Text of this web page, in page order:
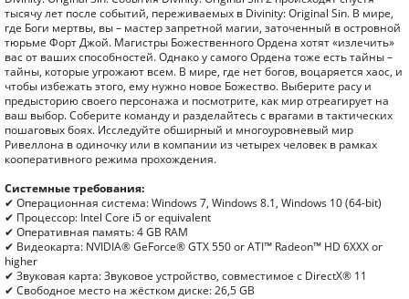
тысячу лет после событий, переживаемых в Divinity: Original Sin. В мире,
где Боги мертвы, вы – мастер запретной магии, заточенный в островной
тюрьме Форт Джой. Магистры Божественного Ордена хотят «излечить»
вас от ваших способностей. Однако у самого Ордена тоже есть тайны –
тайны, которые угрожают всем. В мире, где нет богов, воцаряется хаос, и
чтобы избежать этого, ему нужно новое Божество. Выберите расу и
предысторию своего персонажа и посмотрите, как мир отреагирует на
ваш выбор. Соберите команду и разделайтесь с врагами в тактических
пошаговых боях. Исследуйте обширный и многоуровневый мир
Ривеллона в одиночку или в компании из четырех человек в рамках
кооперативного режима прохождения.
Системные требования:
✔ Операционная система: Windows 7, Windows 8.1, Windows 10 (64-bit)
✔ Процессор: Intel Core i5 or equivalent
✔ Оперативная память: 4 GB RAM
✔ Видеокарта: NVIDIA® GeForce® GTX 550 or ATI™ Radeon™ HD 6XXX or
higher
✔ Звуковая карта: Звуковое устройство, совместимое с DirectX® 11
✔ Свободное место на жёстком диске: 26,5 GB